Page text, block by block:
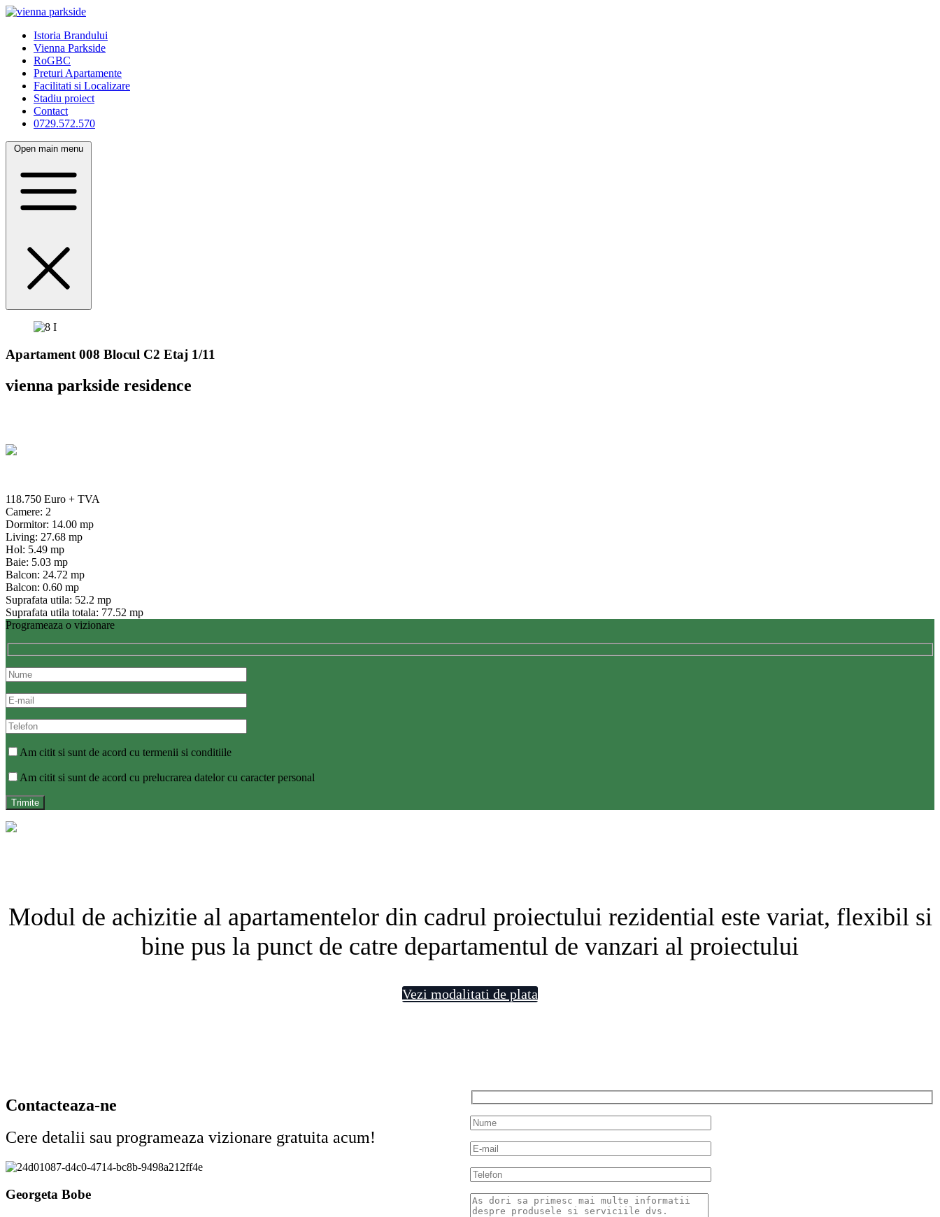
Istoria Brandului
Vienna Parkside
RoGBC
Preturi Apartamente
Facilitati si Localizare
Stadiu proiect
Contact
0729.572.570
Open main menu
Apartament 008 Blocul C2 Etaj 1/11
vienna parkside residence
118.750 Euro + TVA
Camere: 2
Dormitor: 14.00 mp
Living: 27.68 mp
Hol: 5.49 mp
Baie: 5.03 mp
Balcon: 24.72 mp
Balcon: 0.60 mp
Suprafata utila: 52.2 mp
Suprafata utila totala: 77.52 mp
Programeaza o vizionare
Am citit si sunt de acord cu termenii si conditiile
Am citit si sunt de acord cu prelucrarea datelor cu caracter personal
Modul de achizitie al apartamentelor din cadrul proiectului rezidential este variat, flexibil si
bine pus la punct de catre departamentul de vanzari al proiectului
Vezi modalitati de plata
Contacteaza-ne
Cere detalii sau programeaza vizionare gratuita acum!
Georgeta Bobe